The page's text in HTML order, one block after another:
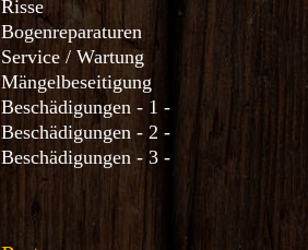
Risse
Bogenreparaturen
Service / Wartung
Mängelbeseitigung
Beschädigungen - 1 -
Beschädigungen - 2 -
Beschädigungen - 3 -